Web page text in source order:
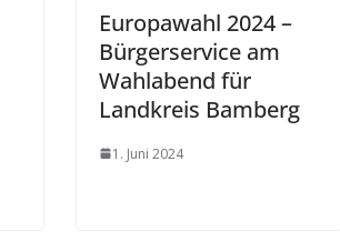
Europawahl 2024 –
Bürgerservice am
Wahlabend für
Landkreis Bamberg
1. Juni 2024